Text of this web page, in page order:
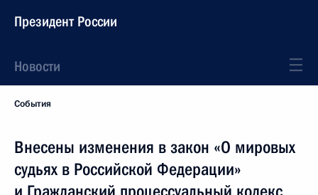
Президент России
Новости
События
Внесены изменения в закон «О мировых
судьях в Российской Федерации»